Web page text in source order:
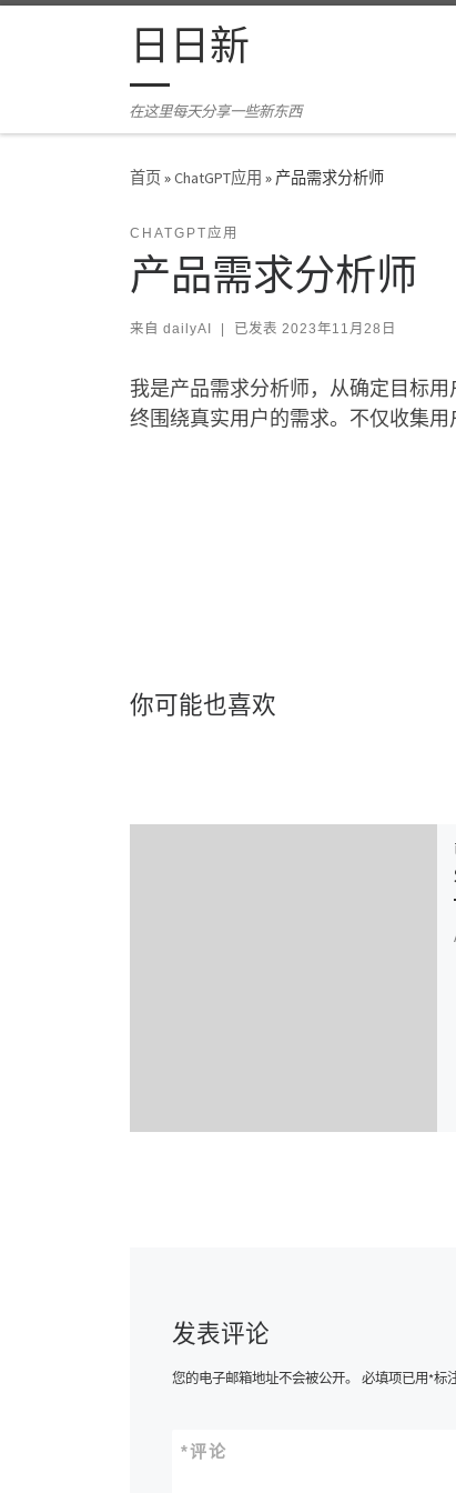
Skip to content日日新
在这里每天分享一些新东西
首页»ChatGPT应用 » 产品需求分析师
CHATGPT应用
产品需求分析师
来自 dailyAI 已发表 2023年11月28日
我是产品需求分析师，从确定目标
终围绕真实用户的需求。不仅收集
你可能也喜欢
发表评论
您的电子邮箱地址不会被公开。 必填项已用*标
评论
*